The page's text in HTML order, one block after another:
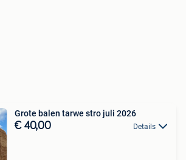
Grote balen tarwe stro juli 2026
€ 40,00 Details